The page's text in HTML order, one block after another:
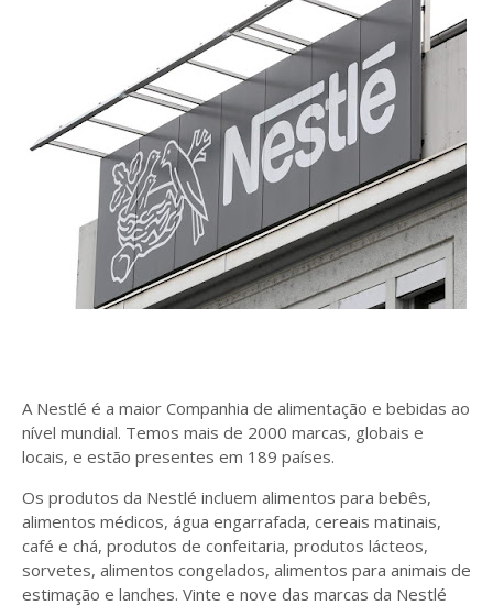
A Nestlé é a maior Companhia de alimentação e bebidas ao
nível mundial. Temos mais de 2000 marcas, globais e
locais, e estão presentes em 189 países.
Os produtos da Nestlé incluem alimentos para bebês,
alimentos médicos, água engarrafada, cereais matinais,
café e chá, produtos de confeitaria, produtos lácteos,
sorvetes, alimentos congelados, alimentos para animais de
estimação e lanches. Vinte e nove das marcas da Nestlé